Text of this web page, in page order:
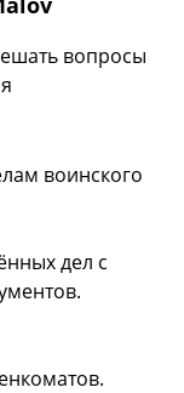
вопросы
воинского
дел с